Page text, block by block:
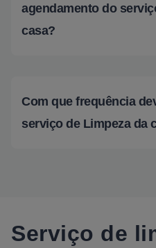
agendamento do
casa?
Com que frequência
serviço de Limpeza da
Serviço de